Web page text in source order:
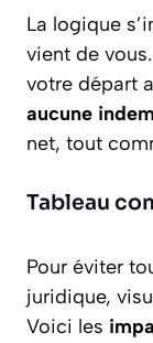
La logique
vient de
votre départ
aucune
net, tout
Tableau
Pour éviter
juridique,
Voici les